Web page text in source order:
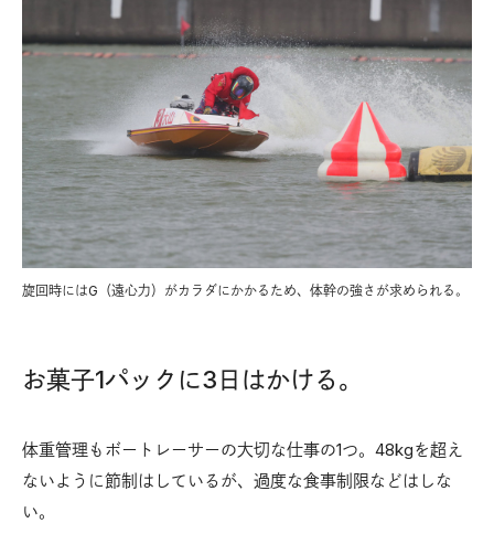
旋回時にはG（遠心力）がカラダにかかるため、体幹の強さが求められる。
お菓子1パックに3日はかける。
体重管理もボートレーサーの大切な仕事の1つ。48kgを超え
ないように節制はしているが、過度な食事制限などはしな
い。